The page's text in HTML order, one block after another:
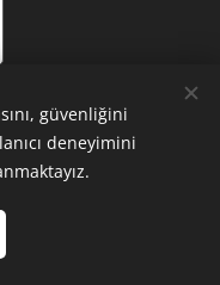
güvenliğini
deneyimini